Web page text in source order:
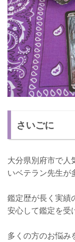
さいごに
大分県別府市で人
いベテラン先生が
鑑定歴が長く実績
安心して鑑定を受
多くの方のお悩み